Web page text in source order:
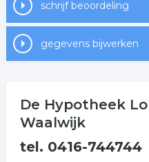
schrijf beoordeling
gegevens bijwerken
De Hypotheek
Waalwijk
tel. 0416-744744